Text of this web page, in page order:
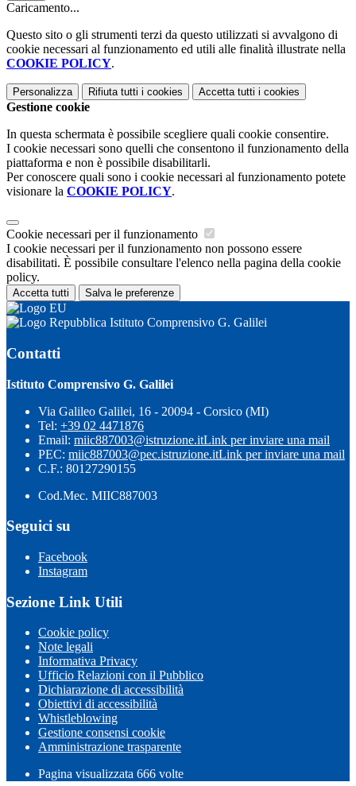
Caricamento...
Questo sito o gli strumenti terzi da questo utilizzati si avvalgono di
cookie necessari al funzionamento ed utili alle finalità illustrate nella
COOKIE POLICY.
Personalizza Rifiuta tutti i cookies Accetta tutti i cookies
Gestione cookie
In questa schermata è possibile scegliere quali cookie consentire.
I cookie necessari sono quelli che consentono il funzionamento della
piattaforma e non è possibile disabilitarli.
Per conoscere quali sono i cookie necessari al funzionamento potete
visionare la COOKIE POLICY.
Cookie necessari per il funzionamento
I cookie necessari per il funzionamento non possono essere
disabilitati. È possibile consultare l'elenco nella pagina della cookie
policy.
Accetta tutti Salva le preferenze
Istituto Comprensivo G. Galilei
Contatti
Istituto Comprensivo G. Galilei
Via Galileo Galilei, 16 - 20094 - Corsico (MI)
Tel: +39 02 4471876
Email: miic887003@istruzione.itLink per inviare una mail
PEC: miic887003@pec.istruzione.itLink per inviare una mail
C.F.: 80127290155
Cod.Mec. MIIC887003
Seguici su
Facebook
Instagram
Sezione Link Utili
Cookie policy
Note legali
Informativa Privacy
Ufficio Relazioni con il Pubblico
Dichiarazione di accessibilità
Obiettivi di accessibilità
Whistleblowing
Gestione consensi cookie
Amministrazione trasparente
Pagina visualizzata 666 volte